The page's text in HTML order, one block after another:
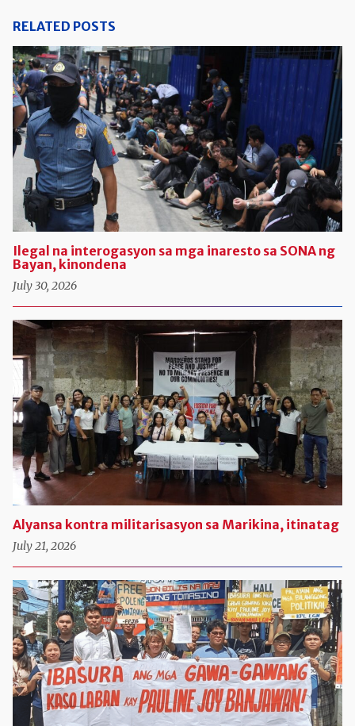
RELATED POSTS
Ilegal na interogasyon sa mga inaresto sa SONA ng
Bayan, kinondena
July 30, 2026
Alyansa kontra militarisasyon sa Marikina, itinatag
July 21, 2026